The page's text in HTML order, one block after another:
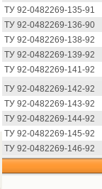
ТУ 92-0482269-135-91
ТУ 92-0482269-136-90
ТУ 92-0482269-138-92
ТУ 92-0482269-139-92
ТУ 92-0482269-141-92
ТУ 92-0482269-142-92
ТУ 92-0482269-143-92
ТУ 92-0482269-144-92
ТУ 92-0482269-145-92
ТУ 92-0482269-146-92